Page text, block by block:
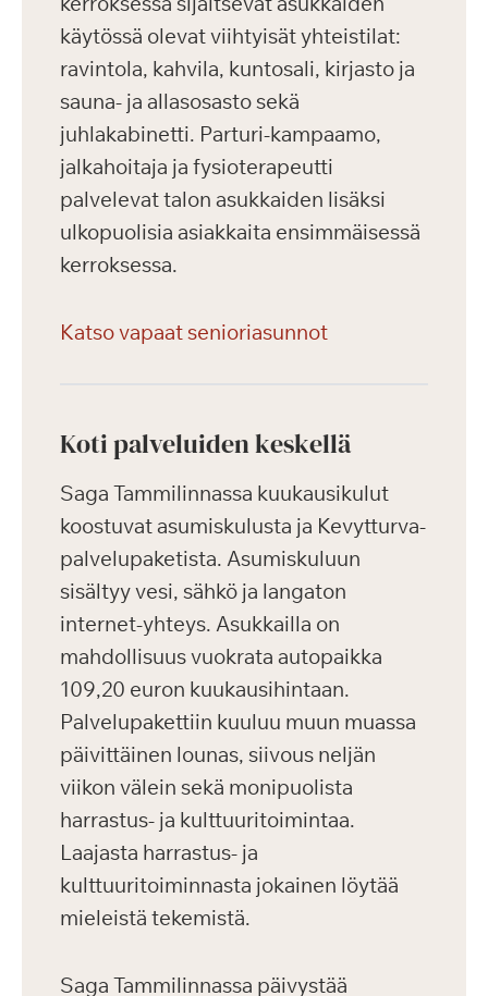
käytössä olevat viihtyisät yhteistilat:
ravintola, kahvila, kuntosali, kirjasto ja
sauna- ja allasosasto sekä
juhlakabinetti. Parturi-kampaamo,
jalkahoitaja ja fysioterapeutti
palvelevat talon asukkaiden lisäksi
ulkopuolisia asiakkaita ensimmäisessä
kerroksessa.
Katso vapaat senioriasunnot
Koti palveluiden keskellä
Saga Tammilinnassa kuukausikulut
koostuvat asumiskulusta ja Kevytturva-
palvelupaketista. Asumiskuluun
sisältyy vesi, sähkö ja langaton
internet-yhteys. Asukkailla on
mahdollisuus vuokrata autopaikka
109,20 euron kuukausihintaan.
Palvelupakettiin kuuluu muun muassa
päivittäinen lounas, siivous neljän
viikon välein sekä monipuolista
harrastus- ja kulttuuritoimintaa.
Laajasta harrastus- ja
kulttuuritoiminnasta jokainen löytää
mieleistä tekemistä.
Saga Tammilinnassa päivystää